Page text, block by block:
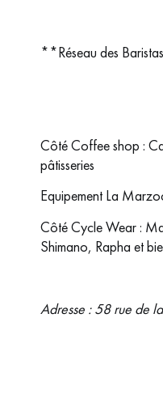
**Réseau des
Côté Coffee shop :
pâtisseries
Equipement La
Côté Cycle Wear :
Shimano, Rapha et
Adresse : 58 rue de